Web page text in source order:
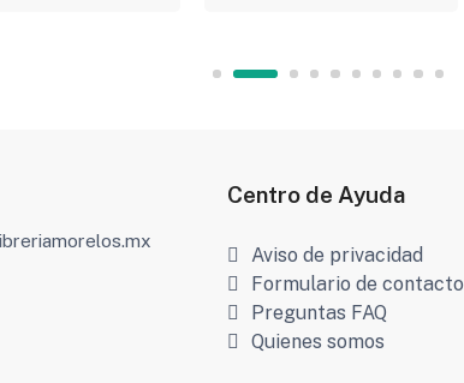
Centro de Ayuda
Aviso de privacidad
Formulario de contacto
Preguntas FAQ
Quienes somos